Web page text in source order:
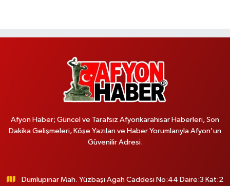
Afyon Haber; Güncel ve Tarafsız Afyonkarahisar Haberleri, Son
Dakika Gelişmeleri, Köşe Yazıları ve Haber Yorumlarıyla Afyon'un
Güvenilir Adresi.
Dumlupınar Mah. Yüzbaşı Agah Caddesi No:44 Daire:3 Kat:2